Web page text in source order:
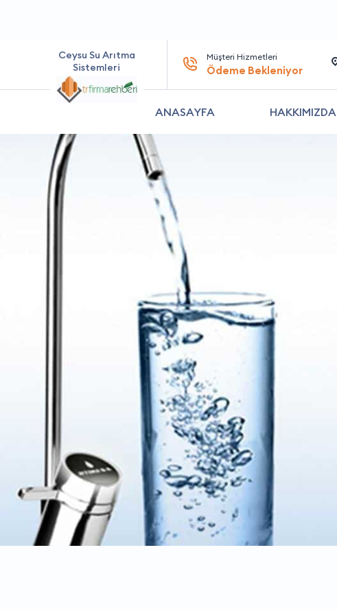
Ceysu Su Arıtma
Sistemleri
Müşteri Hizmetleri
Ödeme Bekleniyor
ANASAYFA HAKKIMIZDA